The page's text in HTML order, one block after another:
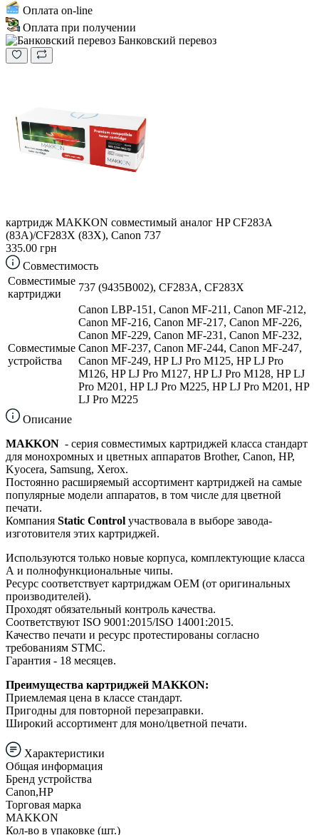
Оплата on-line
Оплата при получении
Банковский перевоз
картридж MAKKON совместимый аналог HP CF283A
(83A)/CF283X (83X), Canon 737
335.00 грн
Совместимость
Совместимые
картриджи
737 (9435B002), CF283A, CF283X
Совместимые
устройства
Canon LBP-151, Canon MF-211, Canon MF-212,
Canon MF-216, Canon MF-217, Canon MF-226,
Canon MF-229, Canon MF-231, Canon MF-232,
Canon MF-237, Canon MF-244, Canon MF-247,
Canon MF-249, HP LJ Pro M125, HP LJ Pro
M126, HP LJ Pro M127, HP LJ Pro M128, HP LJ
Pro M201, HP LJ Pro M225, HP LJ Pro M201, HP
LJ Pro M225
Описание
MAKKON - серия совместимых картриджей класса стандарт
для монохромных и цветных аппаратов Brother, Canon, HP,
Kyocera, Samsung, Xerox.
Постоянно расширяемый ассортимент картриджей на самые
популярные модели аппаратов, в том числе для цветной
печати.
Компания Static Control участвовала в выборе завода-
изготовителя этих картриджей.
Используются только новые корпуса, комплектующие класса
А и полнофункциональные чипы.
Ресурс соответствует картриджам ОЕМ (от оригинальных
производителей).
Проходят обязательный контроль качества.
Соответствуют ISO 9001:2015/ISO 14001:2015.
Качество печати и ресурс протестированы согласно
требованиям STMC.
Гарантия - 18 месяцев.
Преимущества картриджей MAKKON:
Приемлемая цена в классе стандарт.
Пригодны для повторной перезаправки.
Широкий ассортимент для моно/цветной печати.
Характеристики
Общая информация
Бренд устройства
Canon,HP
Торговая марка
MAKKON
Кол-во в упаковке (шт.)